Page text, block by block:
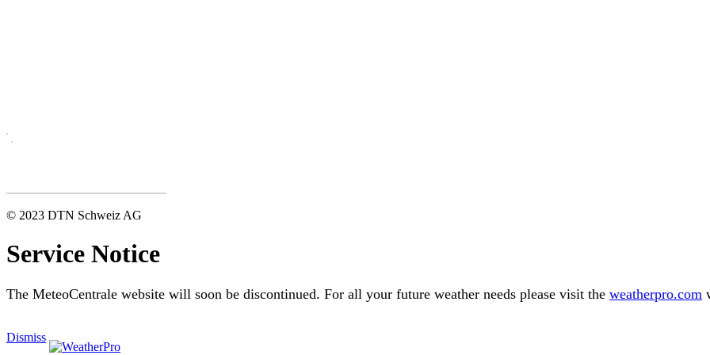
© 2023 DTN Schweiz AG
Service Notice
The MeteoCentrale website will soon be discontinued. For all your future weather needs please visit the weatherpro.com
Dismiss